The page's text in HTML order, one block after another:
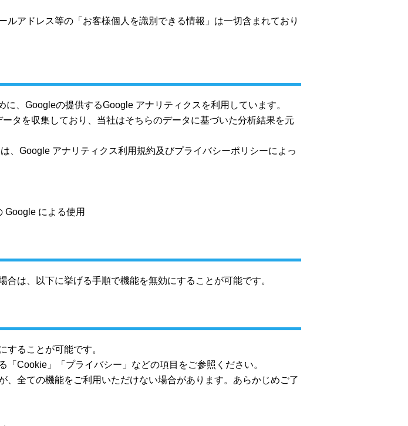
アドレス等の「お客様個人を識別できる情報」は一切含まれており
、Googleの提供するGoogle アナリティクスを利用しています。
タを収集しており、当社はそちらのデータに基づいた分析結果を元
、Google アナリティクス利用規約及びプライバシーポリシーによっ
Google による使用
は、以下に挙げる手順で機能を無効にすることが可能です。
することが可能です。
Cookie」「プライバシー」などの項目をご参照ください。
全ての機能をご利用いただけない場合があります。あらかじめご了